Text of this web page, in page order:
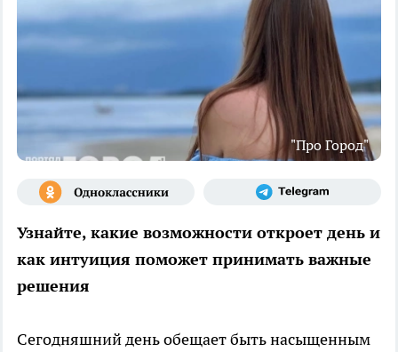
"Про Город"
Узнайте, какие возможности откроет день и
как интуиция поможет принимать важные
решения
Сегодняшний день обещает быть насыщенным